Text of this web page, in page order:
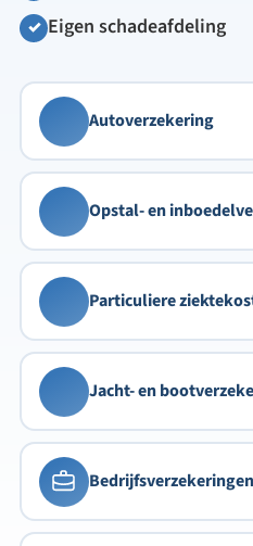
✓ Eigen schadeafdeling
Autoverzekering
Opstal- en inboedel
Particuliere
Jacht- en boot
Bedrijfsverzekeringen